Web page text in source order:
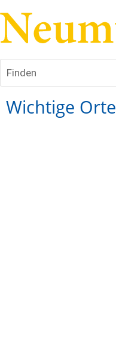
Finden
Wichtige Orte